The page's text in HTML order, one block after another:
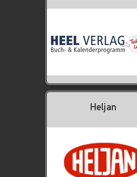
Heljan